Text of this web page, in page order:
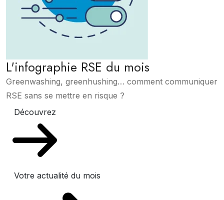
L'infographie RSE du mois
Greenwashing, greenhushing… comment communiquer
RSE sans se mettre en risque ?
Découvrez
Votre actualité du mois